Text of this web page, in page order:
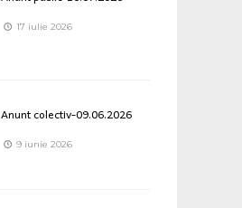
17 iulie 2026
Anunt colectiv-09.06.2026
9 iunie 2026